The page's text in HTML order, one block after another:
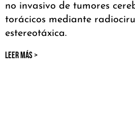
no invasivo de tumores
torácicos mediante
estereotáxica.
LEER MÁS >